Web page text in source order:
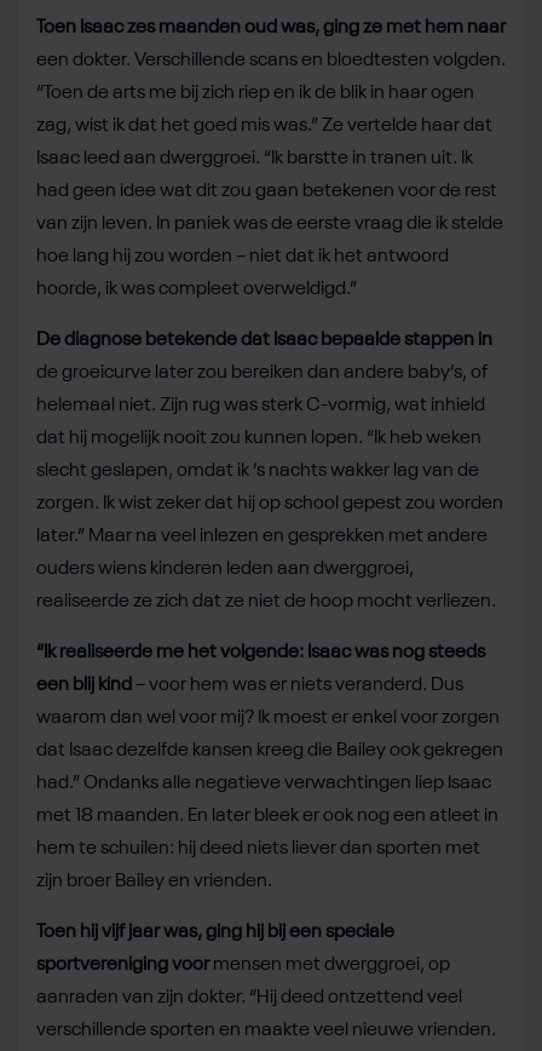
Toen Isaac zes maanden oud was, ging ze met hem naar
een dokter. Verschillende scans en bloedtesten volgden.
“Toen de arts me bij zich riep en ik de blik in haar ogen
zag, wist ik dat het goed mis was.” Ze vertelde haar dat
Isaac leed aan dwerggroei. “Ik barstte in tranen uit. Ik
had geen idee wat dit zou gaan betekenen voor de rest
van zijn leven. In paniek was de eerste vraag die ik stelde
hoe lang hij zou worden – niet dat ik het antwoord
hoorde, ik was compleet overweldigd.”
De diagnose betekende dat Isaac bepaalde stappen in
de groeicurve later zou bereiken dan andere baby’s, of
helemaal niet. Zijn rug was sterk C-vormig, wat inhield
dat hij mogelijk nooit zou kunnen lopen. “Ik heb weken
slecht geslapen, omdat ik ’s nachts wakker lag van de
zorgen. Ik wist zeker dat hij op school gepest zou worden
later.” Maar na veel inlezen en gesprekken met andere
ouders wiens kinderen leden aan dwerggroei,
realiseerde ze zich dat ze niet de hoop mocht verliezen.
“Ik realiseerde me het volgende: Isaac was nog steeds
een blij kind – voor hem was er niets veranderd. Dus
waarom dan wel voor mij? Ik moest er enkel voor zorgen
dat Isaac dezelfde kansen kreeg die Bailey ook gekregen
had.” Ondanks alle negatieve verwachtingen liep Isaac
met 18 maanden. En later bleek er ook nog een atleet in
hem te schuilen: hij deed niets liever dan sporten met
zijn broer Bailey en vrienden.
Toen hij vijf jaar was, ging hij bij een speciale
sportvereniging voormensen met dwerggroei, op
aanraden van zijn dokter. “Hij deed ontzettend veel
verschillende sporten en maakte veel nieuwe vrienden.